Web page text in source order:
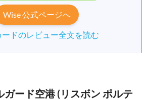
Wise 公式ページへ
ードのレビュー全文を読む
ガード空港 (リスボン ポルテ